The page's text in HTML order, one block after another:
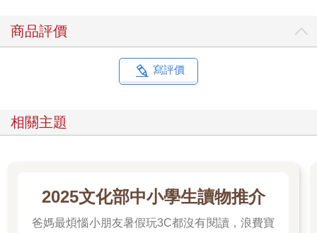
商品評價
寫評價
相關主題
2025文化部中小學生讀物推介
爸媽最煩惱小朋友暑假玩3C都沒有閱讀，浪費寶